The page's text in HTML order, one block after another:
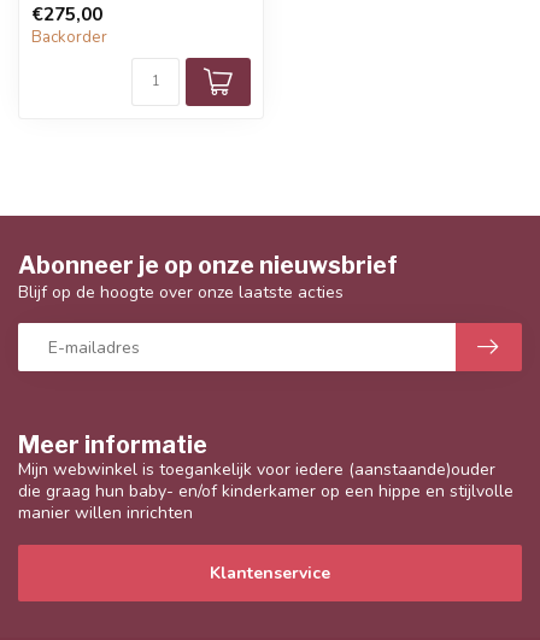
€275,00
Backorder
Meer informatie
Mijn webwinkel is toegankelijk voor iedere (aanstaande)ouder
die graag hun baby- en/of kinderkamer op een hippe en stijlvolle
manier willen inrichten
Klantenservice
Abonneer je op onze nieuwsbrief
Blijf op de hoogte over onze laatste acties